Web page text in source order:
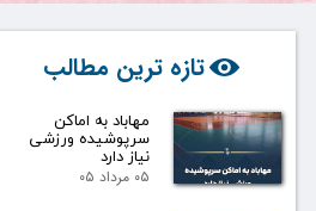
تازه ترین مطالب
مهاباد به اماکن
سرپوشیده ورزشی
نیاز دارد
۰۵ مرداد ۰۵